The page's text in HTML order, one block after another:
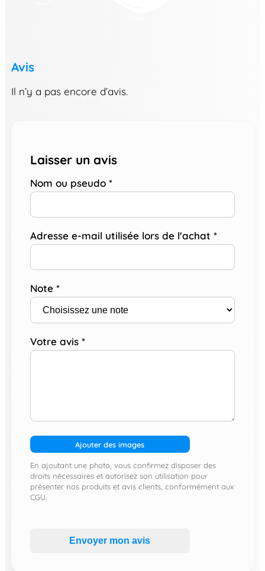
Avis
Il n’y a pas encore d’avis.
Laisser un avis
Nom ou pseudo *
Adresse e-mail utilisée lors de l'achat *
Note *
Votre avis *
Ajouter des images
En ajoutant une photo, vous confirmez disposer des
droits nécessaires et autorisez son utilisation pour
présenter nos produits et avis clients, conformément aux
CGU.
Envoyer mon avis